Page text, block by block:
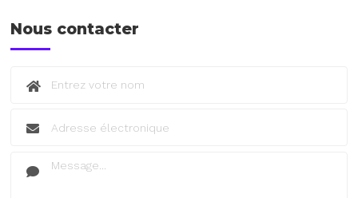
Nous contacter